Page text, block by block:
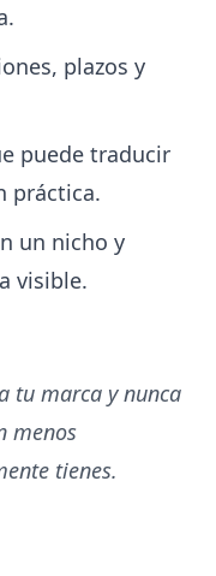
plazos y
puede traducir
práctica.
un nicho y
visible.
tu marca y nunca
menos
tienes.